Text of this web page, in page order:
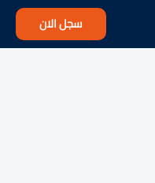
سجل الان